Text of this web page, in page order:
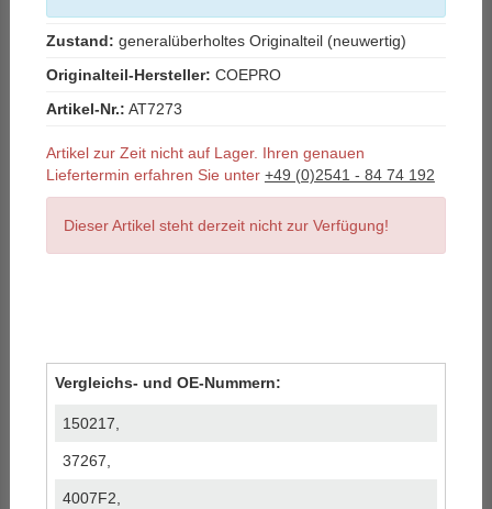
Zustand: generalüberholtes Originalteil (neuwertig)
Originalteil-Hersteller: COEPRO
Artikel-Nr.: AT7273
Artikel zur Zeit nicht auf Lager. Ihren genauen
Liefertermin erfahren Sie unter +49 (0)2541 - 84 74 192
Dieser Artikel steht derzeit nicht zur Verfügung!
Vergleichs- und OE-Nummern:
150217,
37267,
4007F2,